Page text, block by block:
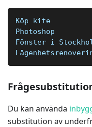
Köp kite
Photoshop
Fönster i
Du kan använda
substitution av